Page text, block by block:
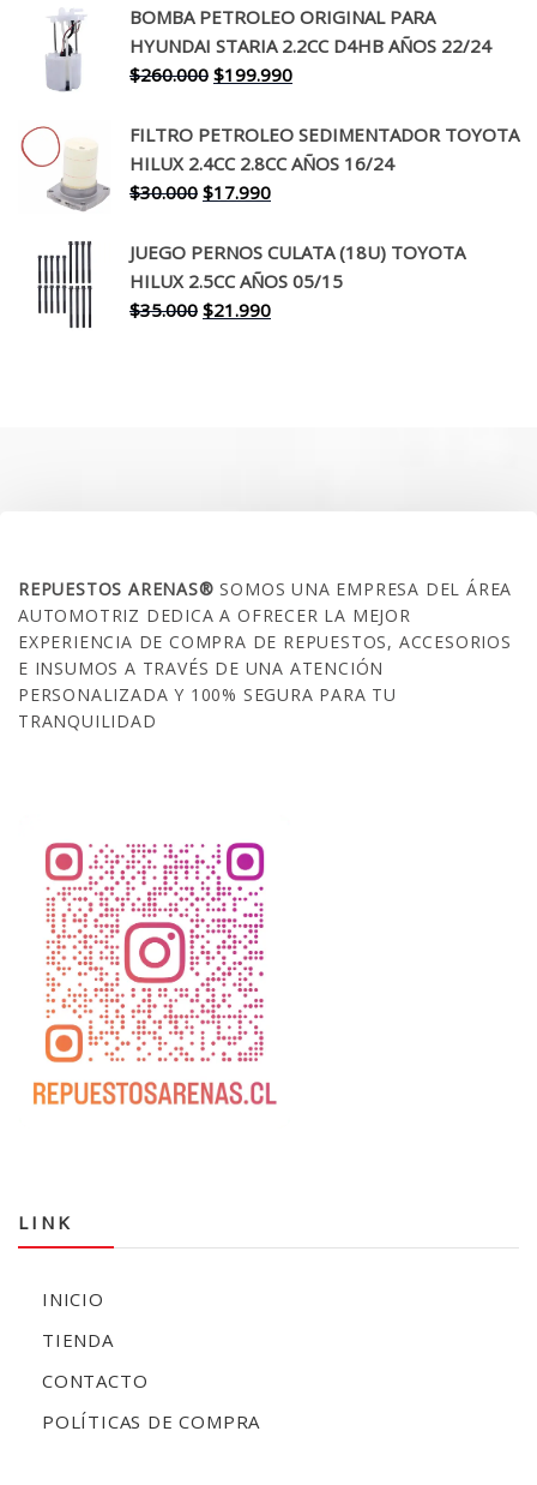
original
era:
$650.000.
actual
es:
$519.990.
BOMBA PETROLEO ORIGINAL PARA
HYUNDAI STARIA 2.2CC D4HB AÑOS 22/24
$260.000 El
original
era:
$260.000.
$199.990El
actual
es:
FILTRO PETROLEO SEDIMENTADOR TOYOTA
HILUX 2.4CC 2.8CC AÑOS 16/24
$30.000 El
original
era:
$30.000.
$17.990El
actual
es:
$17.990.
JUEGO PERNOS CULATA (18U) TOYOTA
HILUX 2.5CC AÑOS 05/15
$35.000 El
$21.990El
REPUESTOS ARENAS®SOMOS UNA EMPRESA DEL ÁREA
AUTOMOTRIZ DEDICA A OFRECER LA MEJOR
EXPERIENCIA DE COMPRA DE REPUESTOS, ACCESORIOS
E INSUMOS A TRAVÉS DE UNA ATENCIÓN
PERSONALIZADA Y 100% SEGURA PARA TU
TRANQUILIDAD
LINK
INICIO
TIENDA
CONTACTO
POLÍTICAS DE COMPRA